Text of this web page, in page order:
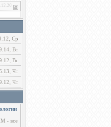
Ср
Вт
Вс
Чт
Чт
- все